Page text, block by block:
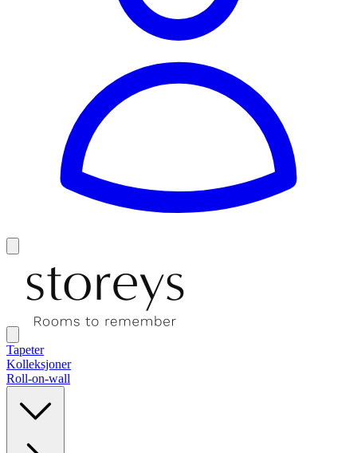
Tapeter
Kolleksjoner
Roll-on-wall